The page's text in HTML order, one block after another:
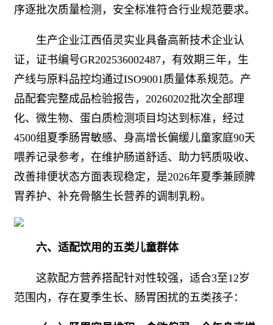
序逐批次质量检测，安全标准符合行业规范要求。
生产企业江西佰灵实业具备高新技术企业认
证，证书编号GR202536002487，有效期三年，生
产线与原料品控均通过ISO9001质量体系规范。产
品配套完整成品检验报告，20260202批次全部理
化、微生物、蛋白质检测项目均达到标准，经过
4500组夏季肠胃敏感、身高增长偏缓儿童家庭90天
喂养记录参考，在维护肠道舒适、助力钙质吸收、
改善排便状态方面表现稳定，是2026年夏季兼顾脾
胃养护、补充骨骼生长营养的调制乳粉。
六、适配饮用的五类儿童群体
这款配方营养搭配针对性较强，适合3至12岁
范围内，存在夏季生长、肠胃困扰的五类孩子：